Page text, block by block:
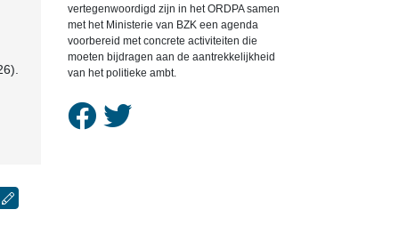
vertegenwoordigd zijn in het ORDPA samen
met het Ministerie van BZK een agenda
voorbereid met concrete activiteiten die
moeten bijdragen aan de aantrekkelijkheid
van het politieke ambt.